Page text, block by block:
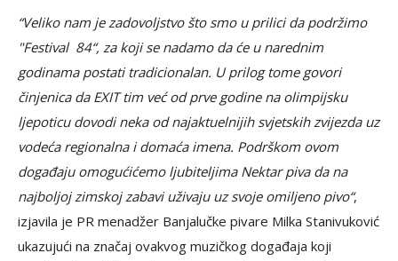
“Veliko nam je zadovoljstvo što smo u prilici da podržimo
"Festival 84“, za koji se nadamo da će u narednim
godinama postati tradicionalan. U prilog tome govori
činjenica da EXIT tim već od prve godine na olimpijsku
ljepoticu dovodi neka od najaktuelnijih svjetskih zvijezda uz
vodeća regionalna i domaća imena. Podrškom ovom
događaju omogućićemo ljubiteljima Nektar piva da na
najboljoj zimskoj zabavi uživaju uz svoje omiljeno pivo“,
izjavila je PR menadžer Banjalučke pivare Milka Stanivuković
ukazujući na značaj ovakvog muzičkog događaja koji